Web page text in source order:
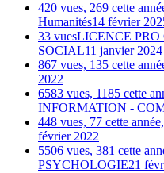
420 vues, 269 cette
Humanités14 février
33 vuesLICENCE
SOCIAL11 janvier 2024
867 vues, 135 cette
2022
6583 vues, 1185 cette
INFORMATION -
448 vues, 77 cette
février 2022
5506 vues, 381 cette
PSYCHOLOGIE21